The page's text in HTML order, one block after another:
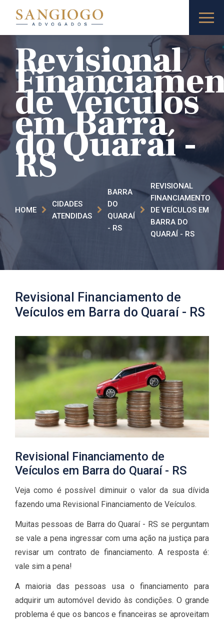
Revisional
de Veículos
em Barra
do Quaraí -
RS
HOME
CIDADES
ATENDIDAS
BARRA
DO
QUARAÍ
- RS
REVISIONAL
FINANCIAMENTO
DE VEÍCULOS EM
BARRA DO
QUARAÍ - RS
Revisional Financiamento de
Veículos em Barra do Quaraí - RS
Revisional Financiamento de
Veículos em Barra do Quaraí - RS
Veja como é possível diminuir o valor da sua dívida
fazendo uma Revisional Financiamento de Veículos.
Muitas pessoas de Barra do Quaraí - RS se perguntam
se vale a pena ingressar com uma ação na justiça para
revisar um contrato de financiamento. A resposta é:
vale sim a pena!
A maioria das pessoas usa o financiamento para
adquirir um automóvel devido às condições. O grande
problema é que os bancos e financeiras se aproveitam